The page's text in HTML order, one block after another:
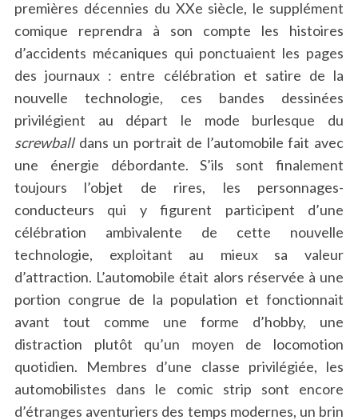
premières décennies du XXe siècle, le supplément
comique reprendra à son compte les histoires
d’accidents mécaniques qui ponctuaient les pages
des journaux : entre célébration et satire de la
nouvelle technologie, ces bandes dessinées
privilégient au départ le mode burlesque du
screwballdans un portrait de l’automobile fait avec
une énergie débordante. S’ils sont finalement
toujours l’objet de rires, les personnages-
conducteurs qui y figurent participent d’une
célébration ambivalente de cette nouvelle
technologie, exploitant au mieux sa valeur
d’attraction. L’automobile était alors réservée à une
portion congrue de la population et fonctionnait
avant tout comme une forme d’hobby, une
distraction plutôt qu’un moyen de locomotion
quotidien. Membres d’une classe privilégiée, les
automobilistes dans le comic strip sont encore
d’étranges aventuriers des temps modernes, un brin